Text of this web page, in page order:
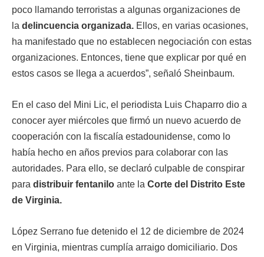
poco llamando terroristas a algunas organizaciones de
la delincuencia organizada. Ellos, en varias ocasiones,
ha manifestado que no establecen negociación con estas
organizaciones. Entonces, tiene que explicar por qué en
estos casos se llega a acuerdos”, señaló Sheinbaum.
En el caso del Mini Lic, el periodista Luis Chaparro dio a
conocer ayer miércoles que firmó un nuevo acuerdo de
cooperación con la fiscalía estadounidense, como lo
había hecho en años previos para colaborar con las
autoridades. Para ello, se declaró culpable de conspirar
para distribuir fentanilo ante la Corte del Distrito Este
de Virginia.
López Serrano fue detenido el 12 de diciembre de 2024
en Virginia, mientras cumplía arraigo domiciliario. Dos